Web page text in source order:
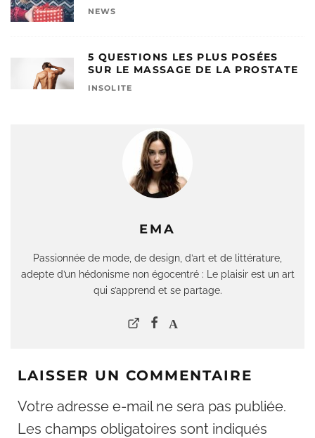
EMA
Passionnée de mode, de design, d’art et de littérature,
adepte d’un hédonisme non égocentré : Le plaisir est un art
qui s’apprend et se partage.
NEWS
5 QUESTIONS LES PLUS POSÉES
SUR LE MASSAGE DE LA PROSTATE
INSOLITE
LAISSER UN COMMENTAIRE
Votre adresse e-mail ne sera pas publiée.
Les champs obligatoires sont indiqués